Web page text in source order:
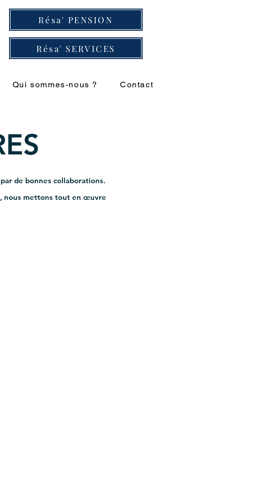
Résa' PENSION
Résa' SERVICES
Qui sommes-nous ? Contact
de bonnes collaborations.
nous mettons tout en œuvre